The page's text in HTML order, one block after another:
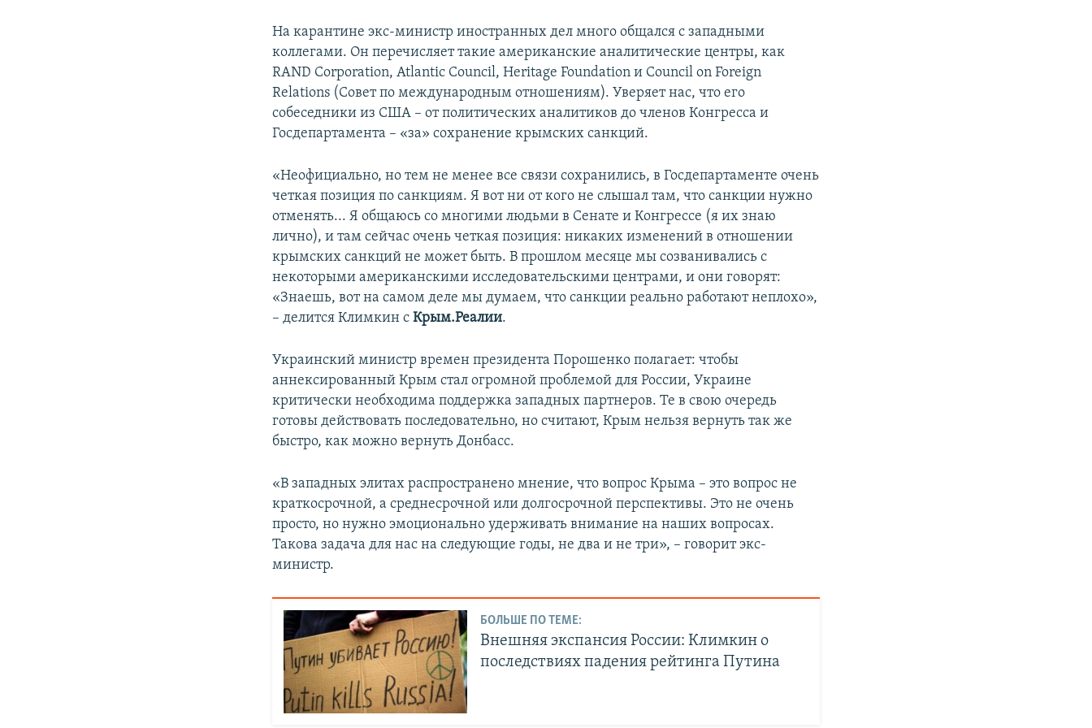
На карантине экс-министр иностранных дел много общался с западными
коллегами. Он перечисляет такие американские аналитические центры, как
RAND Corporation, Atlantic Council, Heritage Foundation и Council on Foreign
Relations (Совет по международным отношениям). Уверяет нас, что его
собеседники из США – от политических аналитиков до членов Конгресса и
Госдепартамента – «за» сохранение крымских санкций.
«Неофициально, но тем не менее все связи сохранились, в Госдепартаменте очень
четкая позиция по санкциям. Я вот ни от кого не слышал там, что санкции нужно
отменять... Я общаюсь со многими людьми в Сенате и Конгрессе (я их знаю
лично), и там сейчас очень четкая позиция: никаких изменений в отношении
крымских санкций не может быть. В прошлом месяце мы созванивались с
некоторыми американскими исследовательскими центрами, и они говорят:
«Знаешь, вот на самом деле мы думаем, что санкции реально работают неплохо»,
– делится Климкин сКрым.Реалии.
Украинский министр времен президента Порошенко полагает: чтобы
аннексированный Крым стал огромной проблемой для России, Украине
критически необходима поддержка западных партнеров. Те в свою очередь
готовы действовать последовательно, но считают, Крым нельзя вернуть так же
быстро, как можно вернуть Донбасс.
«В западных элитах распространено мнение, что вопрос Крыма – это вопрос не
краткосрочной, а среднесрочной или долгосрочной перспективы. Это не очень
просто, но нужно эмоционально удерживать внимание на наших вопросах.
Такова задача для нас на следующие годы, не два и не три», – говорит экс-
министр.
БОЛЬШЕ ПО ТЕМЕ:
Внешняя экспансия России: Климкин о
последствиях падения рейтинга Путина